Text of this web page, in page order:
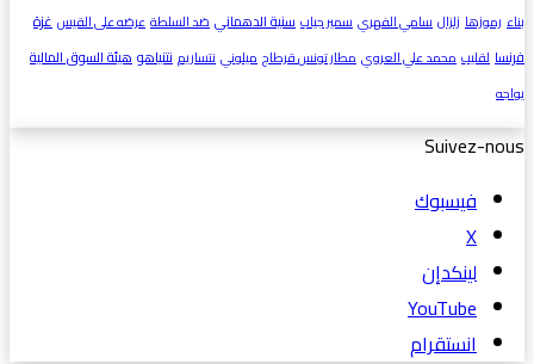
بناء رموزها زلزال سامي الفهري سمير جياب سنية الدهماني ضد السلطة عرضه على القيس غزة
فرنسا لقليب محمد علي العروي مطار تونس قرطاج ميلوني نتساريم نتنياهوهيئة السوق المالية
يواجه
Suivez-nous
فيسبوك
‫X
لينكدإن
‫YouTube
انستقرام